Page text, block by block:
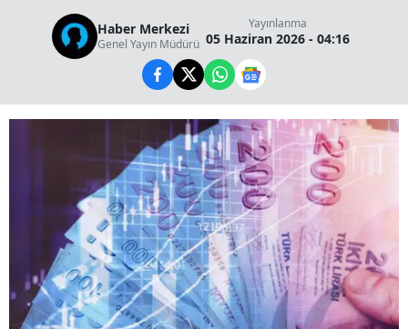
Haber Merkezi
Genel Yayın Müdürü
Yayınlanma
05 Haziran 2026 - 04:16